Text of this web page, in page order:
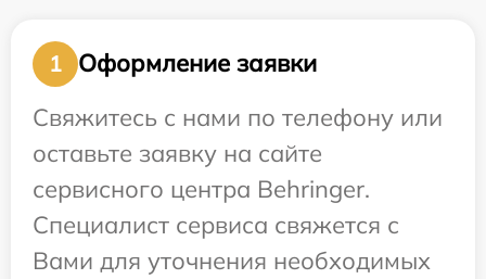
1
Оформление заявки
Свяжитесь с нами по телефону или
оставьте заявку на сайте
сервисного центра Behringer.
Специалист сервиса свяжется с
Вами для уточнения необходимых